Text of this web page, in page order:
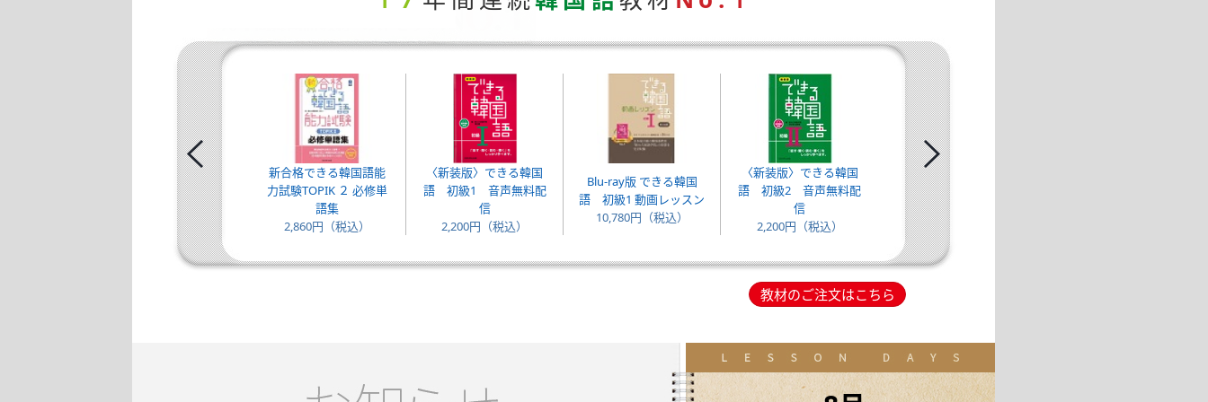
新合格できる韓国語能
力試験TOPIK ２ 必修単
語集
2,860円（税込）
〈新装版〉できる韓国
語 初級1 音声無料配
信
2,200円（税込）
Blu-ray版 できる韓国
語 初級1 動画レッスン
10,780円（税込）
〈新装版〉できる韓国
語 初級2 音声無料配
信
2,200円（税込）
できる韓国語 初中級
ブリッジ 音声無料配
1,870円（税込）
教材のご注文はこちら